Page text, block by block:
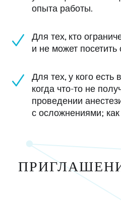
опыта работы.
Для тех, кто
и не может посетить
Для тех, у кого есть
когда что-то не
проведении
с осложнениями;